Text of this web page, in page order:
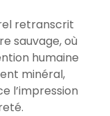
retranscrit
sauvage, où
humaine
minéral,
l’impression